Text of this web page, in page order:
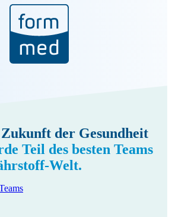
der Gesundheit
Teil des besten Teams
Welt.